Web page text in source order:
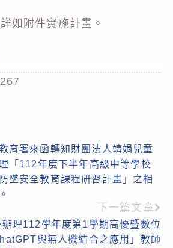
如附件實施計畫。
267
育署來函轉知財團法人靖娟兒童
「112年度下半年高級中等學校
墜安全教育課程研習計畫」之相
下一篇文章
理112學年度第1學期高優暨數位
與無人機結合之應用」教師